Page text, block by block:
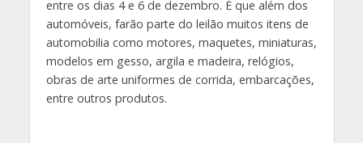
entre os dias 4 e 6 de dezembro. É que além dos
automóveis, farão parte do leilão muitos itens de
automobilia como motores, maquetes, miniaturas,
modelos em gesso, argila e madeira, relógios,
obras de arte uniformes de corrida, embarcações,
entre outros produtos.